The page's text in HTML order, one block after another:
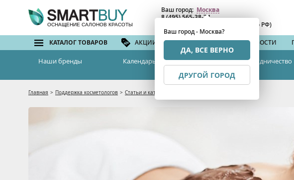
ОСНАЩЕНИЕ САЛОНОВ КРАСОТЫ
Ваш город: Москва
Ваш город - Москва?
ДА, ВСЕ ВЕРНО
ДРУГОЙ ГОРОД
8 (495) 565-38-74
(бесплатный по РФ)
КАТАЛОГ ТОВАРОВ АКЦИИ И СКИДКИ БРЕНДЫ НОВОСТИ
Наши бренды Календарь семинаров Сотрудничество
Главная > Поддержка косметологов > Статьи и каталоги